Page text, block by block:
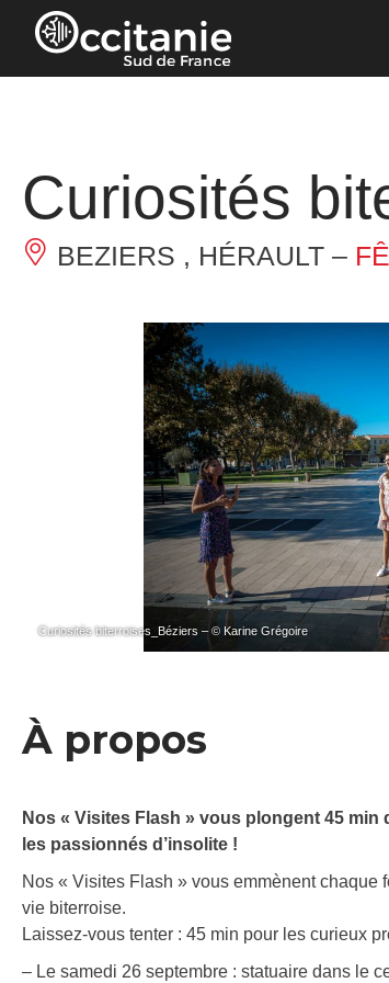
Panneau de gestion des cookies
Curiosités
BEZIERS , HÉRAULT –
Curiosités biterroises_Béziers – © Karine Grégoire
À propos
Nos « Visites Flash » vous plongent 45
les passionnés d’insolite !
Nos « Visites Flash » vous emmènent
vie biterroise.
Laissez-vous tenter : 45 min pour les curieux
– Le samedi 26 septembre : statuaire dans le